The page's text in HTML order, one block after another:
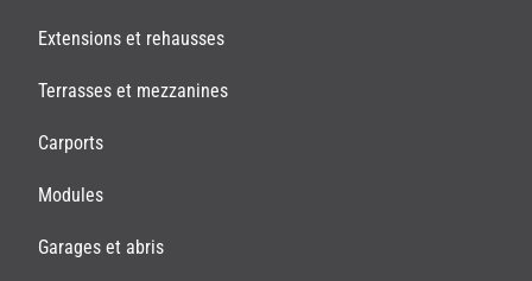
Extensions et rehausses
Terrasses et mezzanines
Carports
Modules
Garages et abris